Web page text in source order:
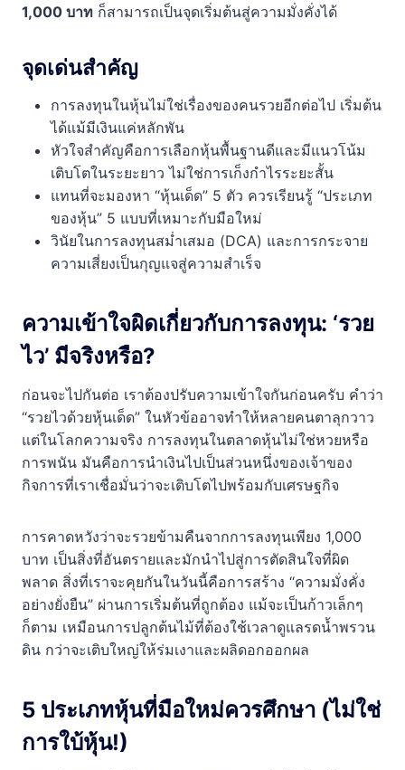
1,000 บาท ก็สามารถเป็นจุดเริ่มต้นสู่ความมั่งคั่งได้
จุดเด่นสำคัญ
การลงทุนในหุ้นไม่ใช่เรื่องของคนรวยอีกต่อไป เริ่มต้น
ได้แม้มีเงินแค่หลักพัน
หัวใจสำคัญคือการเลือกหุ้นพื้นฐานดีและมีแนวโน้ม
เติบโตในระยะยาว ไม่ใช่การเก็งกำไรระยะสั้น
แทนที่จะมองหา “หุ้นเด็ด” 5 ตัว ควรเรียนรู้ “ประเภท
ของหุ้น” 5 แบบที่เหมาะกับมือใหม่
วินัยในการลงทุนสม่ำเสมอ (DCA) และการกระจาย
ความเสี่ยงเป็นกุญแจสู่ความสำเร็จ
ความเข้าใจผิดเกี่ยวกับการลงทุน: ‘รวย
ไว’ มีจริงหรือ?
ก่อนจะไปกันต่อ เราต้องปรับความเข้าใจกันก่อนครับ คำว่า
“รวยไวด้วยหุ้นเด็ด” ในหัวข้ออาจทำให้หลายคนตาลุกวาว
แต่ในโลกความจริง การลงทุนในตลาดหุ้นไม่ใช่หวยหรือ
การพนัน มันคือการนำเงินไปเป็นส่วนหนึ่งของเจ้าของ
กิจการที่เราเชื่อมั่นว่าจะเติบโตไปพร้อมกับเศรษฐกิจ
การคาดหวังว่าจะรวยข้ามคืนจากการลงทุนเพียง 1,000
บาท เป็นสิ่งที่อันตรายและมักนำไปสู่การตัดสินใจที่ผิด
พลาด สิ่งที่เราจะคุยกันในวันนี้คือการสร้าง “ความมั่งคั่ง
อย่างยั่งยืน” ผ่านการเริ่มต้นที่ถูกต้อง แม้จะเป็นก้าวเล็กๆ
ก็ตาม เหมือนการปลูกต้นไม้ที่ต้องใช้เวลาดูแลรดน้ำพรวน
ดิน กว่าจะเติบใหญ่ให้ร่มเงาและผลิดอกออกผล
5 ประเภทหุ้นที่มือใหม่ควรศึกษา (ไม่ใช่
การใบ้หุ้น!)